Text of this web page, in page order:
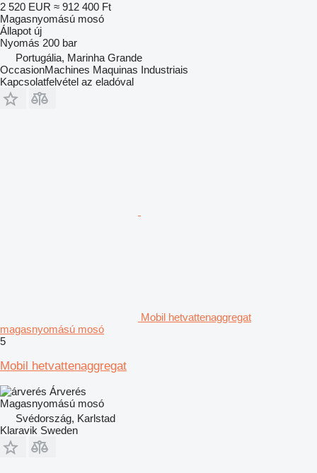
2 520 EUR ≈ 912 400 Ft
Magasnyomású mosó
Állapot új
Nyomás 200 bar
Portugália, Marinha Grande
OccasionMachines Maquinas Industriais
Kapcsolatfelvétel az eladóval
Mobil hetvattenaggregat
magasnyomású mosó
5
Mobil hetvattenaggregat
Árverés
Magasnyomású mosó
Svédország, Karlstad
Klaravik Sweden